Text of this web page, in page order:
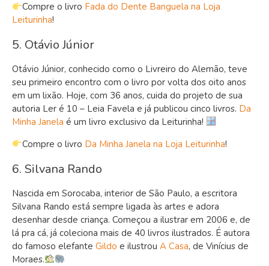
Compre o livro Fada do Dente Banguela na Loja
Leiturinha!
5. Otávio Júnior
Otávio Júnior, conhecido como o Livreiro do Alemão, teve
seu primeiro encontro com o livro por volta dos oito anos
em um lixão. Hoje, com 36 anos, cuida do projeto de sua
autoria Ler é 10 – Leia Favela e já publicou cinco livros. Da
Minha Janela é um livro exclusivo da Leiturinha!
Compre o livro Da Minha Janela na Loja Leiturinha!
6. Silvana Rando
Nascida em Sorocaba, interior de São Paulo, a escritora
Silvana Rando está sempre ligada às artes e adora
desenhar desde criança. Começou a ilustrar em 2006 e, de
lá pra cá, já coleciona mais de 40 livros ilustrados. É autora
do famoso elefante Gildo e ilustrou A Casa, de Vinícius de
Moraes.